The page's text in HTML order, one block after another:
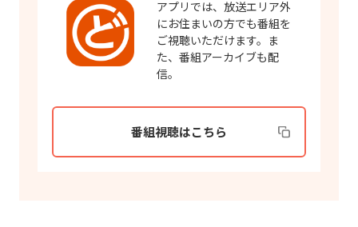
アプリでは、放送エリア外
にお住まいの方でも番組を
ご視聴いただけます。ま
た、番組アーカイブも配
信。
番組視聴はこちら